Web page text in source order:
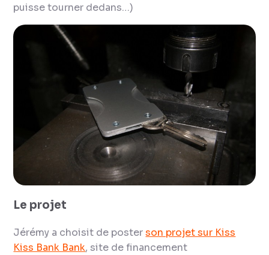
puisse tourner dedans…)
Le projet
Jérémy a choisit de posterson projet sur Kiss
Kiss Bank Bank, site de financement